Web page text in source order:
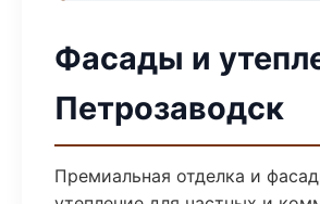
Фасады и
Петрозаводск
Премиальная отделка и